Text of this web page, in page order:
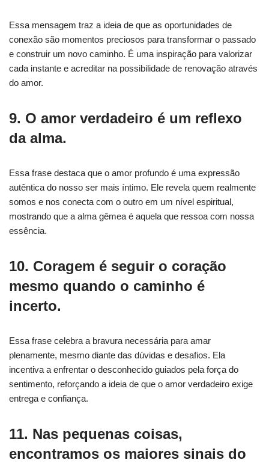
Essa mensagem traz a ideia de que as oportunidades de
conexão são momentos preciosos para transformar o passado
e construir um novo caminho. É uma inspiração para valorizar
cada instante e acreditar na possibilidade de renovação através
do amor.
9. O amor verdadeiro é um reflexo
da alma.
Essa frase destaca que o amor profundo é uma expressão
autêntica do nosso ser mais íntimo. Ele revela quem realmente
somos e nos conecta com o outro em um nível espiritual,
mostrando que a alma gêmea é aquela que ressoa com nossa
essência.
10. Coragem é seguir o coração
mesmo quando o caminho é
incerto.
Essa frase celebra a bravura necessária para amar
plenamente, mesmo diante das dúvidas e desafios. Ela
incentiva a enfrentar o desconhecido guiados pela força do
sentimento, reforçando a ideia de que o amor verdadeiro exige
entrega e confiança.
11. Nas pequenas coisas,
encontramos os maiores sinais do